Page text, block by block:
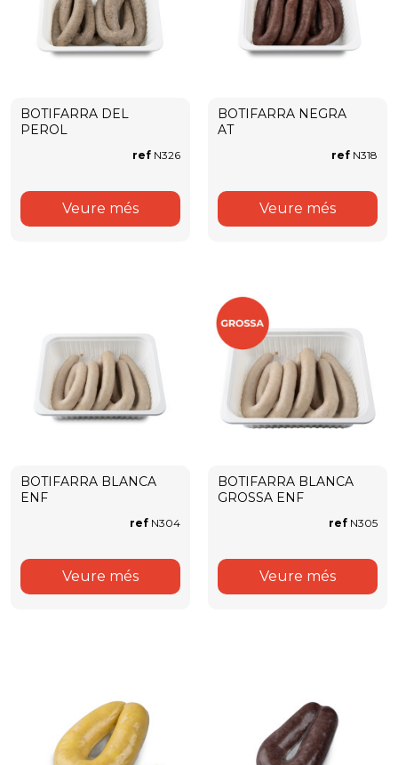
BOTIFARRA DEL
PEROL
ref N326
Veure més
BOTIFARRA NEGRA
AT
ref N318
Veure més
BOTIFARRA BLANCA
ENF
ref N304
Veure més
BOTIFARRA BLANCA
GROSSA ENF
ref N305
Veure més